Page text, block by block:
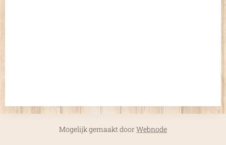
Mogelijk gemaakt doorWebnode